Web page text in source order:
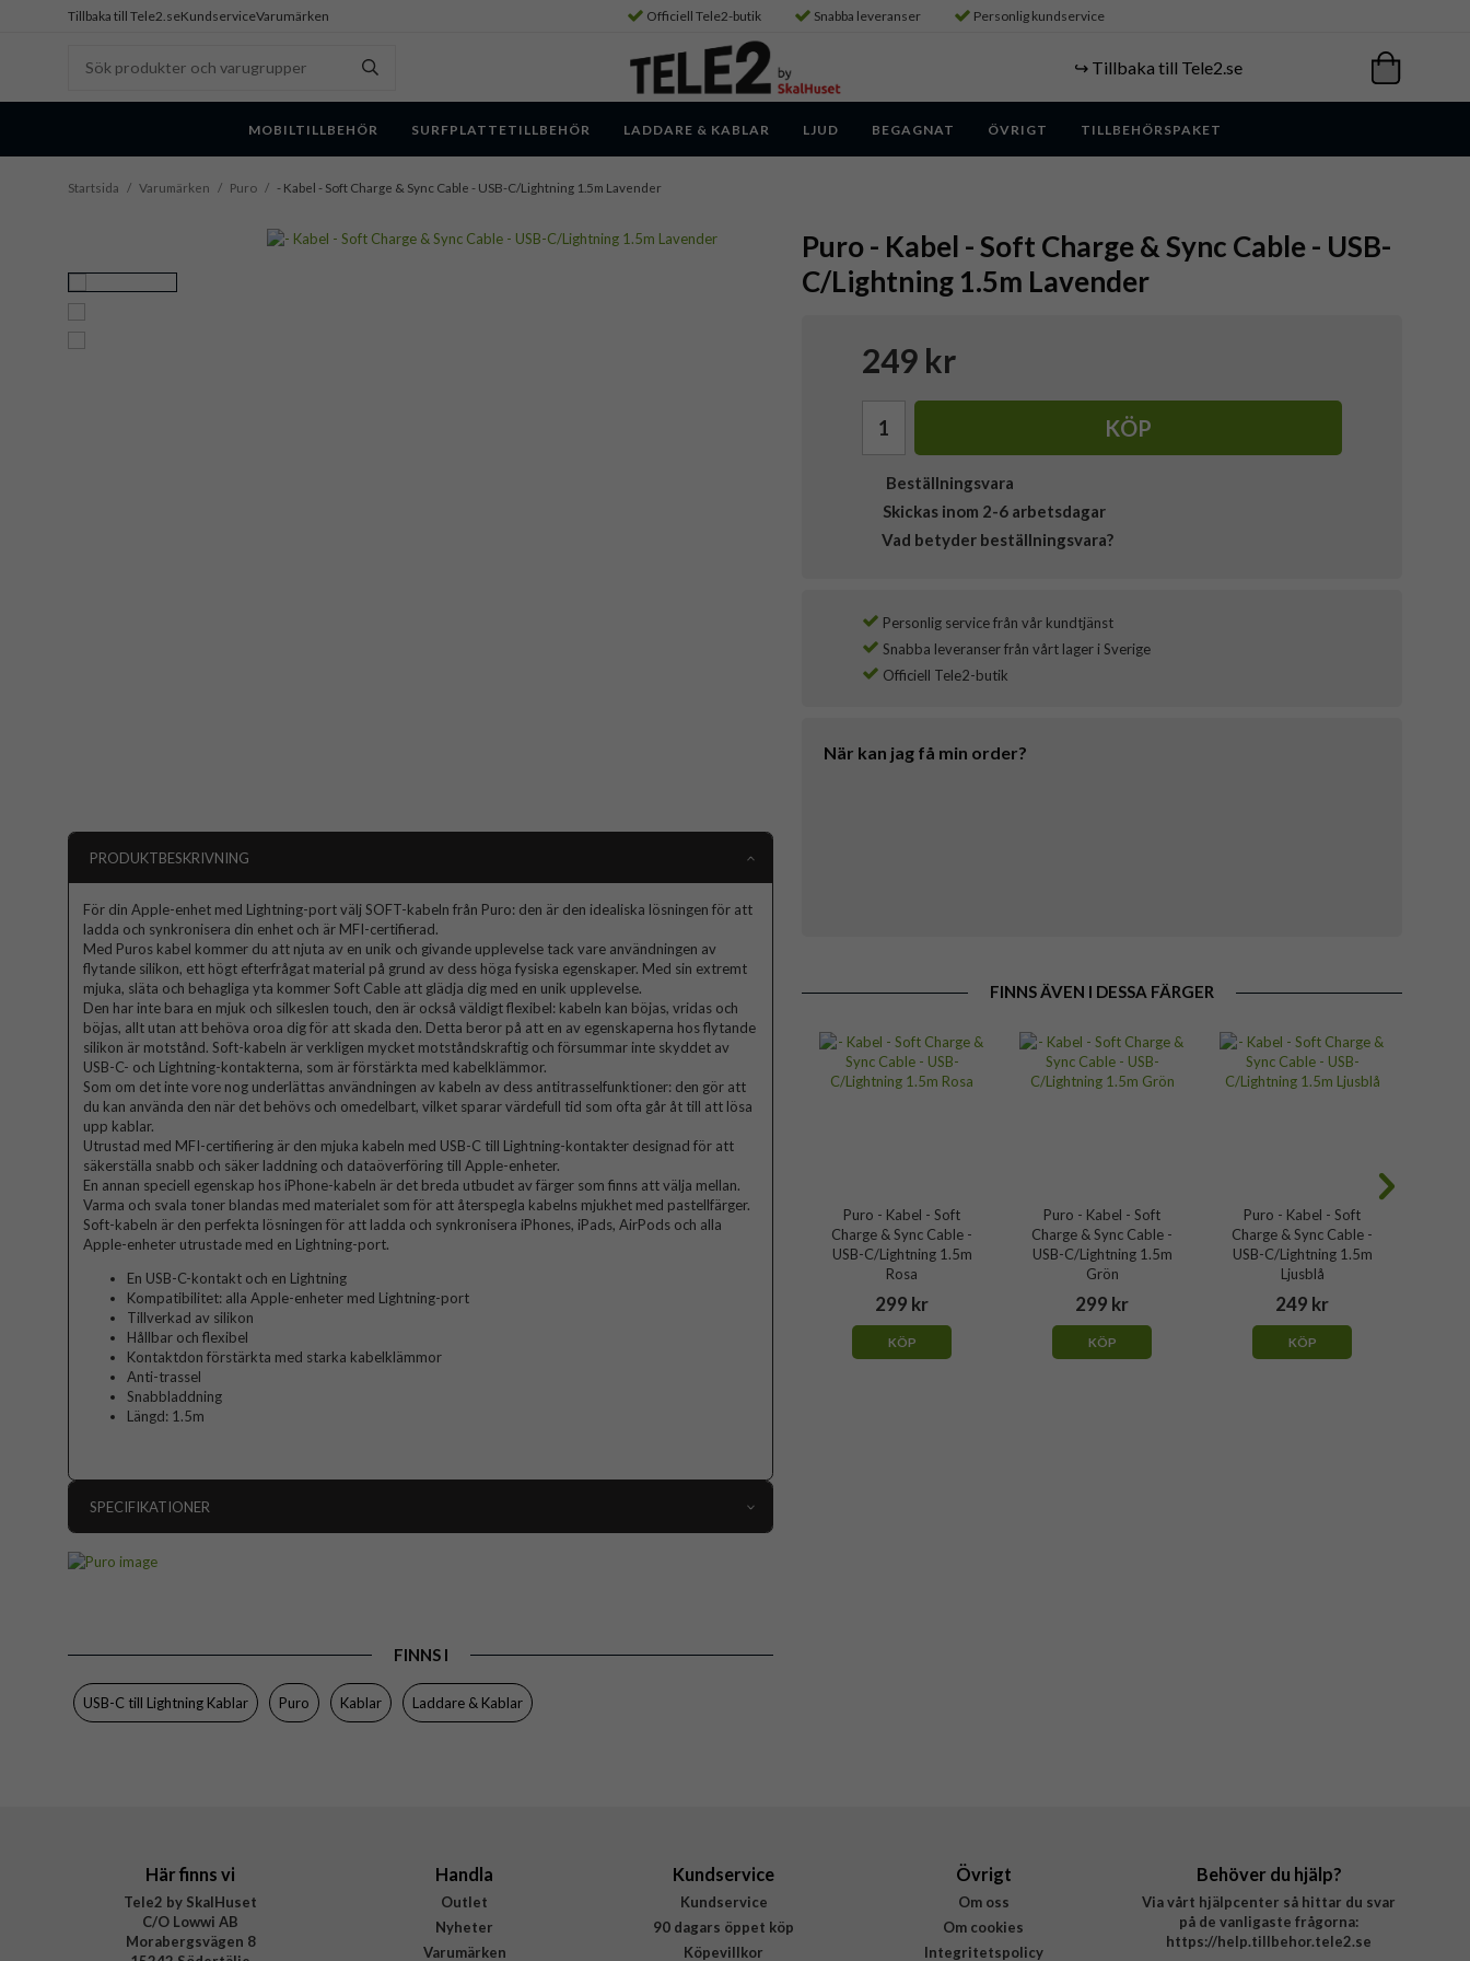
Tillbaka till Tele2.seKundserviceVarumärken Officiell Tele2-butik Snabba leveranser Personlig kundservice
↪️ Tillbaka till Tele2.se
MOBILTILLBEHÖR SURFPLATTETILLBEHÖR LADDARE & KABLAR LJUD BEGAGNAT ÖVRIGT TILLBEHÖRSPAKET
Startsida / Varumärken / Puro / - Kabel - Soft Charge & Sync Cable - USB-C/Lightning 1.5m Lavender
Puro - Kabel - Soft Charge & Sync Cable - USB-
C/Lightning 1.5m Lavender
249 kr
KÖP
Beställningsvara
Skickas inom 2-6 arbetsdagar
Vad betyder beställningsvara?
Personlig service från vår kundtjänst
Snabba leveranser från vårt lager i Sverige
Officiell Tele2-butik
När kan jag få min order?
FINNS ÄVEN I DESSA FÄRGER
Puro - Kabel - Soft
Charge & Sync Cable -
USB-C/Lightning 1.5m
Rosa
299 kr
KÖP
Puro - Kabel - Soft
Charge & Sync Cable -
USB-C/Lightning 1.5m
Grön
299 kr
KÖP
Puro - Kabel - Soft
Charge & Sync Cable -
USB-C/Lightning 1.5m
Ljusblå
249 kr
KÖP
PRODUKTBESKRIVNING
För din Apple-enhet med Lightning-port välj SOFT-kabeln från Puro: den är den idealiska lösningen för att
ladda och synkronisera din enhet och är MFI-certifierad.
Med Puros kabel kommer du att njuta av en unik och givande upplevelse tack vare användningen av
flytande silikon, ett högt efterfrågat material på grund av dess höga fysiska egenskaper. Med sin extremt
mjuka, släta och behagliga yta kommer Soft Cable att glädja dig med en unik upplevelse.
Den har inte bara en mjuk och silkeslen touch, den är också väldigt flexibel: kabeln kan böjas, vridas och
böjas, allt utan att behöva oroa dig för att skada den. Detta beror på att en av egenskaperna hos flytande
silikon är motstånd. Soft-kabeln är verkligen mycket motståndskraftig och försummar inte skyddet av
USB-C- och Lightning-kontakterna, som är förstärkta med kabelklämmor.
Som om det inte vore nog underlättas användningen av kabeln av dess antitrasselfunktioner: den gör att
du kan använda den när det behövs och omedelbart, vilket sparar värdefull tid som ofta går åt till att lösa
upp kablar.
Utrustad med MFI-certifiering är den mjuka kabeln med USB-C till Lightning-kontakter designad för att
säkerställa snabb och säker laddning och dataöverföring till Apple-enheter.
En annan speciell egenskap hos iPhone-kabeln är det breda utbudet av färger som finns att välja mellan.
Varma och svala toner blandas med materialet som för att återspegla kabelns mjukhet med pastellfärger.
Soft-kabeln är den perfekta lösningen för att ladda och synkronisera iPhones, iPads, AirPods och alla
Apple-enheter utrustade med en Lightning-port.
En USB-C-kontakt och en Lightning
Kompatibilitet: alla Apple-enheter med Lightning-port
Tillverkad av silikon
Hållbar och flexibel
Kontaktdon förstärkta med starka kabelklämmor
Anti-trassel
Snabbladdning
Längd: 1.5m
SPECIFIKATIONER
Färg
Lila
Material
Varumärke
FINNS I
USB-C till Lightning Kablar Puro Kablar Laddare & Kablar
Här finns vi
Tele2 by SkalHuset
C/O Lowwi AB
Morabergsvägen 8
Handla
Outlet
Nyheter
Varumärken
Kundservice
Kundservice
90 dagars öppet köp
Köpevillkor
Övrigt
Om oss
Om cookies
Integritetspolicy
Behöver du hjälp?
Via vårt hjälpcenter så hittar du svar
på de vanligaste frågorna:
https://help.tillbehor.tele2.se